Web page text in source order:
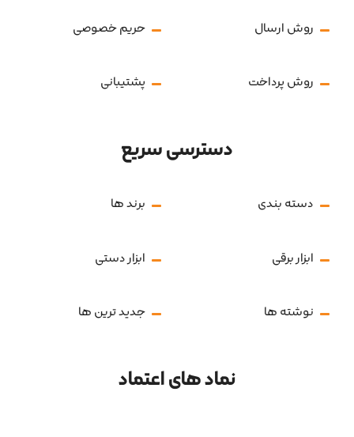
روش ارسال حریم خصوصی
روش پرداخت پشتیبانی
دسترسی سریع
دسته بندی برند ها
ابزار برقی ابزار دستی
نوشته ها جدید ترین ها
نماد های اعتماد